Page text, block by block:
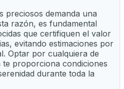
preciosos demanda una
razón, es fundamental
que certifiquen el valor
evitando estimaciones por
Optar por cualquiera de
te proporciona condiciones
durante toda la